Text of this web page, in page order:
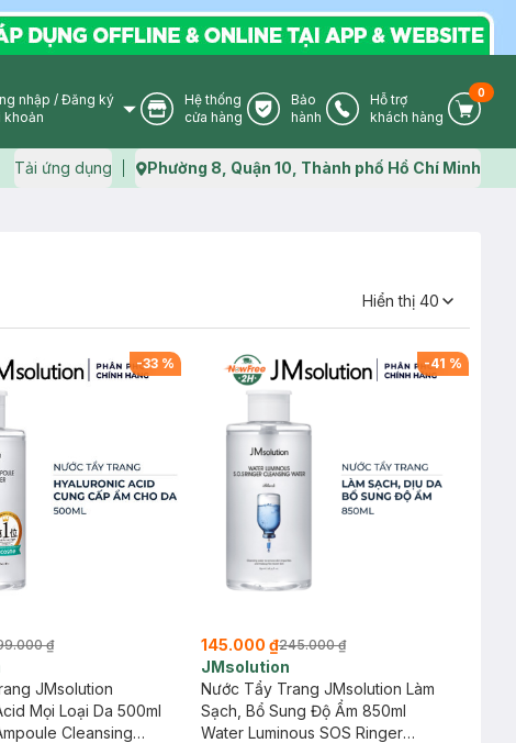
User Icon
nhập / Đăng ký
khoản
Store Icon
Hệ thống
cửa hàng
Warranty Icon
Bảo
hành
Phone Icon
Hỗ trợ
khách hàng
Cart
0
Tải ứng dụng Map icon
Phường 8, Quận 10, Thành phố Hồ Chí Minh
Hiển thị 40
-33%
₫
JMsolution
Mọi Loại Da 500ml
Cleansing
-41 %
145.000 ₫245.000 ₫
JMsolution
Nước Tẩy Trang JMsolution Làm
Sạch, Bổ Sung Độ Ẩm 850ml
Water Luminous SOS Ringer